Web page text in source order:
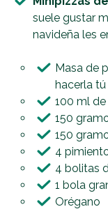
suele gustar
navideña les
Masa de
hacerla
100 ml
150
150
4
4 bolitas
1 bola
Orégano